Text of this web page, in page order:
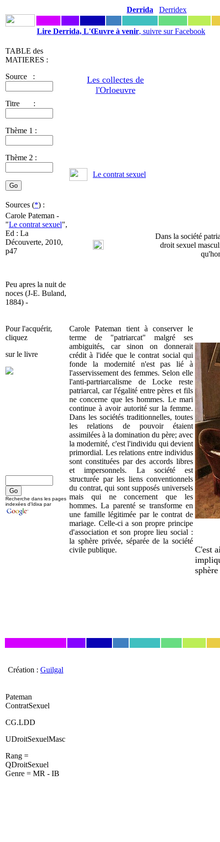
Derrida Derridex
Lire Derrida, L'Œuvre à venir, suivre sur Facebook
TABLE des
MATIERES :
Source :
Titre :
Thème 1 :
Thème 2 :
Les collectes de
l'Orloeuvre
Le contrat sexuel
Sources (*) :
Carole Pateman -
"Le contrat sexuel",
Ed : La
Découverte, 2010,
p47
Peu apres la nuit de
noces (J-E. Buland,
1884) -
Dans la société
droit sexuel
Pour l'acquérir,
cliquez
sur le livre
Carole Pateman tient à conserver le
terme de "patriarcat" malgré ses
ambiguités, car sinon on donnerait
crédit à l'idée que le contrat social qui
fonde la modernité n'est pas lié à
l'asservissement des femmes. Selon elle
l'anti-partriarcalisme de Locke reste
patriarcal, car l'égalité entre pères et fils
ne concerne que les hommes. Le mari
continue à avoir autorité sur la femme.
Dans les sociétés traditionnelles, toutes
les relations de pouvoir étaient
assimilées à la domination du père; avec
la modernité, c'est l'individu qui devient
primordial. Les relations entre individus
sont constituées par des accords libres
et impersonnels. La société est
structurée par les liens conventionnels
du contrat, qui sont supposés universels
mais qui ne concernent que les
hommes. La parenté se transforme en
une famille légitimée par le contrat de
mariage. Celle-ci a son propre principe
d'association et son propre lieu social :
la sphère privée, séparée de la société
civile publique.
C'est
Recherche dans les pages
indexées d'Idixa par
Création : Guilgal
Pateman
ContratSexuel
CG.LDD
UDroitSexuelMasc
Rang =
QDroitSexuel
Genre = MR - IB